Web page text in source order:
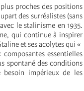
proches des positions
des surréalistes (sans
le stalinisme en 1935.
qui continue à inspirer
et ses acolytes qui «
essentielles
spontané des conditions
impérieux de les